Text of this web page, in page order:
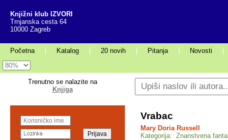
Knjižni klub IZVORI
Trnjanska cesta 64
10000 Zagreb
Početna Katalog 20 novih Pitanja Novosti
Trenutno se nalazite na
Knjiga
Vrabac
Mary Doria Russell
Kategorija: Znanstvena